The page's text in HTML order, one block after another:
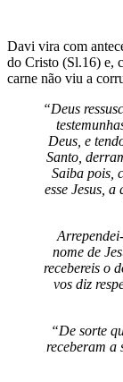
Davi vira com
do Cristo (Sl.16) e,
carne não viu a
“Deus
Deus, e
Santo,
Saiba pois,
esse Jesus,
nome de
recebereis o
vos diz
“De sorte
receberam a